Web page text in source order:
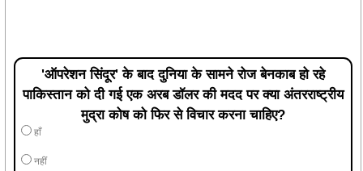
'ऑपरेशन सिंदूर' के बाद दुनिया के सामने रोज बेनकाब हो रहे
पाकिस्तान को दी गई एक अरब डॉलर की मदद पर क्या अंतरराष्ट्रीय
मुद्रा कोष को फिर से विचार करना चाहिए?
हाँ
नहीं